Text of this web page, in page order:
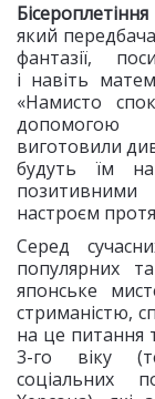
Бісероплетіння
який
фантазії,
і навіть
«Намисто
допомогою
виготовили
будуть їм
настроєм
Серед
популярних
японське
стриманістю,
на це питання
3-го віку
соціальних